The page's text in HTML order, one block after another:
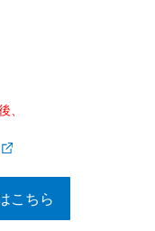
こちら